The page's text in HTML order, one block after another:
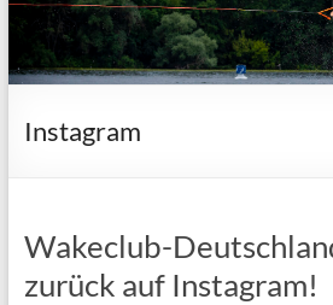
Instagram
Wakeclub-
zurück auf Instagram!